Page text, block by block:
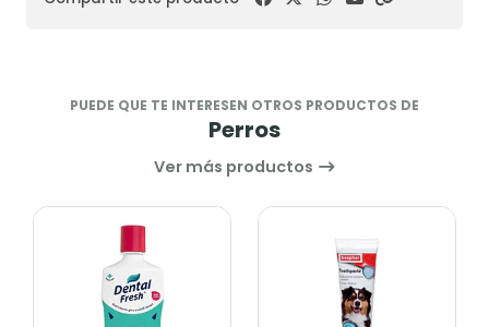
PUEDE QUE TE INTERESEN OTROS PRODUCTOS DE
Perros
Ver más productos